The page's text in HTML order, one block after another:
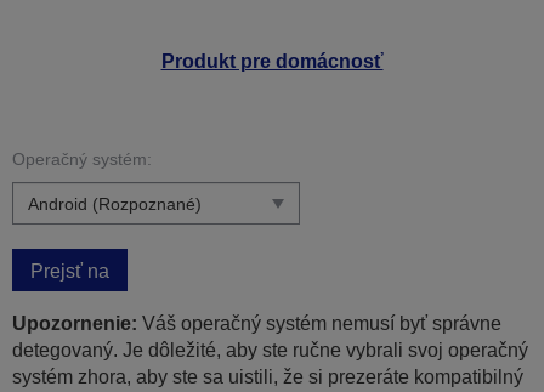
Produkt pre domácnosť
Operačný systém:
Prejsť na
Upozornenie: Váš operačný systém nemusí byť správne
detegovaný. Je dôležité, aby ste ručne vybrali svoj operačný
systém zhora, aby ste sa uistili, že si prezeráte kompatibilný